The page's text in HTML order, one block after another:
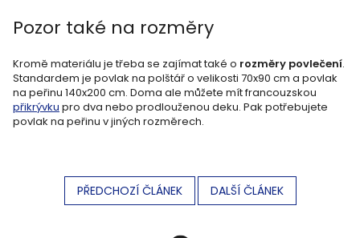
Pozor také na rozměry
Kromě materiálu je třeba se zajímat také o rozměry povlečení.
Standardem je povlak na polštář o velikosti 70x90 cm a povlak
na peřinu 140x200 cm. Doma ale můžete mít francouzskou
přikrývku pro dva nebo prodlouženou deku. Pak potřebujete
povlak na peřinu v jiných rozměrech.
PŘEDCHOZÍ ČLÁNEK DALŠÍ ČLÁNEK